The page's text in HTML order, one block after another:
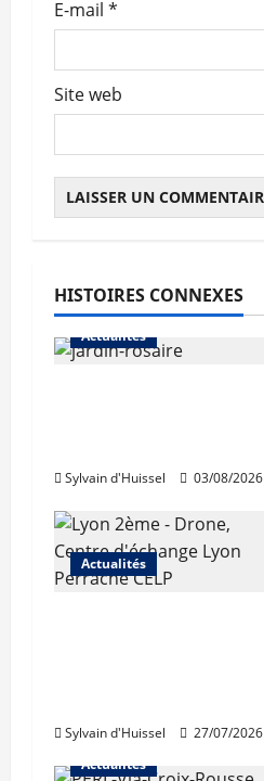
E-mail *
Site web
HISTOIRES CONNEXES
Actualités
Sylvain d'Huissel 03/08/2026
Actualités
Sylvain d'Huissel
27/07/2026
Actualités